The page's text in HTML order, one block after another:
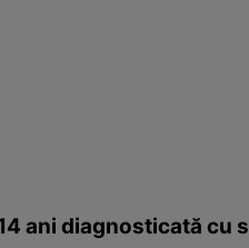
ani diagnosticată